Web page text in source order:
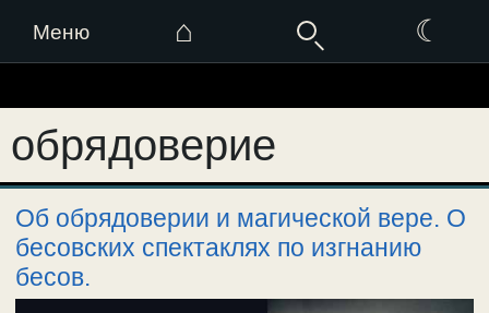
Меню ⌂ ☾
к
содержимому
обрядоверие
Об обрядоверии и магической вере. О
бесовских спектаклях по изгнанию
бесов.